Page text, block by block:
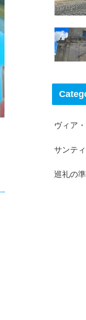
ヴィア
サンテ
巡礼の